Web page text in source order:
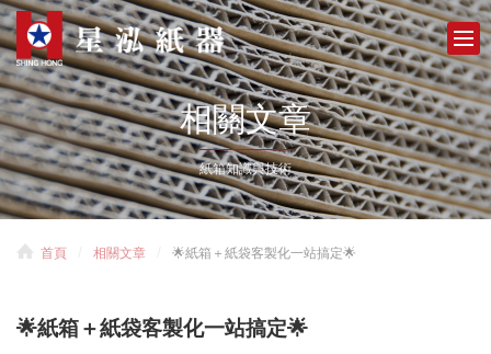
相關文章
紙箱知識與技術
首頁 相關文章 🌟紙箱＋紙袋客製化一站搞定🌟
🌟紙箱＋紙袋客製化一站搞定🌟